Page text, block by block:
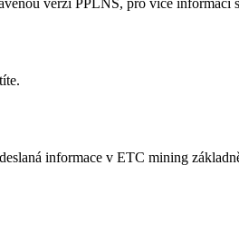
verzi PPLNS, pro více informací
informace v ETC mining